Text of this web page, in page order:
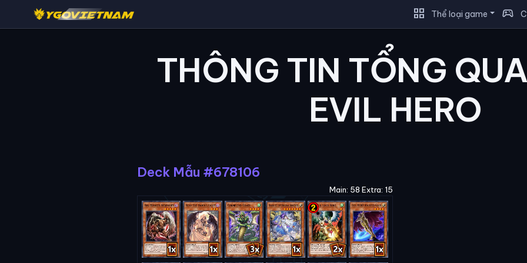
grid_view Thể loại game sports_esports
THÔNG TIN TỔNG
EVIL HERO
Deck Mẫu #678106
Main: 58 Extra: 15